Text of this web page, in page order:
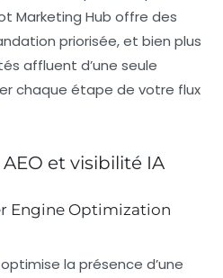
Marketing Hub offre des
priorisée, et bien plus
affluent d’une seule
chaque étape de votre flux
et visibilité IA
Engine Optimization
optimise la présence d’une